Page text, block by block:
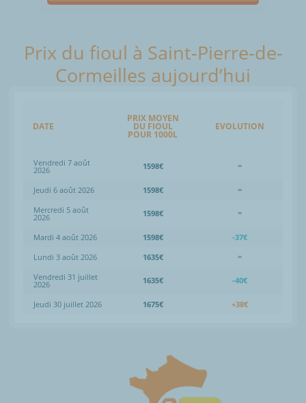
Prix du fioul à Saint-Pierre-de-
Cormeilles aujourd’hui
DATE
PRIX MOYEN
DU FIOUL
POUR 1000L
EVOLUTION
Vendredi 7 août
2026 1598€ =
Jeudi 6 août 2026 1598€
=
Mercredi 5 août
2026 1598€ =
Mardi 4 août 2026 1598€
-37€
Lundi 3 août 2026
1635€
=
Vendredi 31 juillet
2026 1635€ -40€
Jeudi 30 juillet 2026 1675€ +38€